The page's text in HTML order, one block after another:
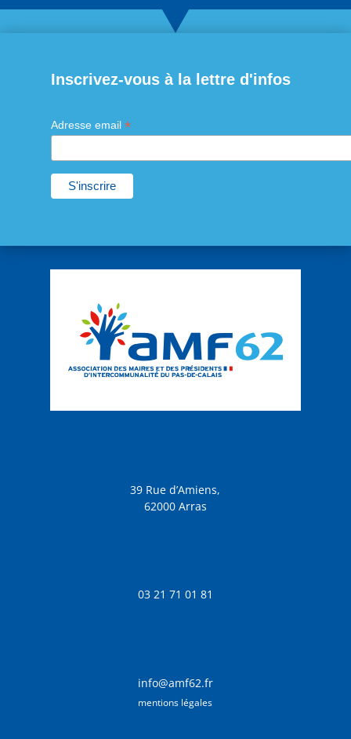
Inscrivez-vous à la lettre d'infos
Adresse email *
39 Rue d’Amiens,
62000 Arras
03 21 71 01 81
info@amf62.fr
mentions légales